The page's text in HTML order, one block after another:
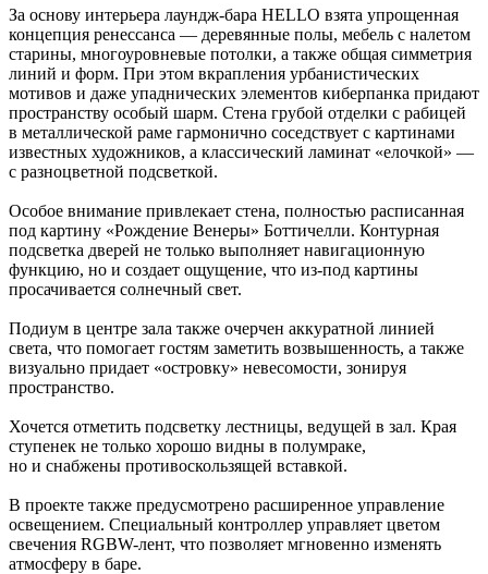
За основу интерьера лаундж-бара HELLO взята упрощенная
концепция ренессанса — деревянные полы, мебель с налетом
старины, многоуровневые потолки, а также общая симметрия
линий и форм. При этом вкрапления урбанистических
мотивов и даже упаднических элементов киберпанка придают
пространству особый шарм. Стена грубой отделки с рабицей
в металлической раме гармонично соседствует с картинами
известных художников, а классический ламинат «елочкой» —
с разноцветной подсветкой.
Особое внимание привлекает стена, полностью расписанная
под картину «Рождение Венеры» Боттичелли. Контурная
подсветка дверей не только выполняет навигационную
функцию, но и создает ощущение, что из-под картины
просачивается солнечный свет.
Подиум в центре зала также очерчен аккуратной линией
света, что помогает гостям заметить возвышенность, а также
визуально придает «островку» невесомости, зонируя
пространство.
Хочется отметить подсветку лестницы, ведущей в зал. Края
ступенек не только хорошо видны в полумраке,
но и снабжены противоскользящей вставкой.
В проекте также предусмотрено расширенное управление
освещением. Специальный контроллер управляет цветом
свечения RGBW-лент, что позволяет мгновенно изменять
атмосферу в баре.